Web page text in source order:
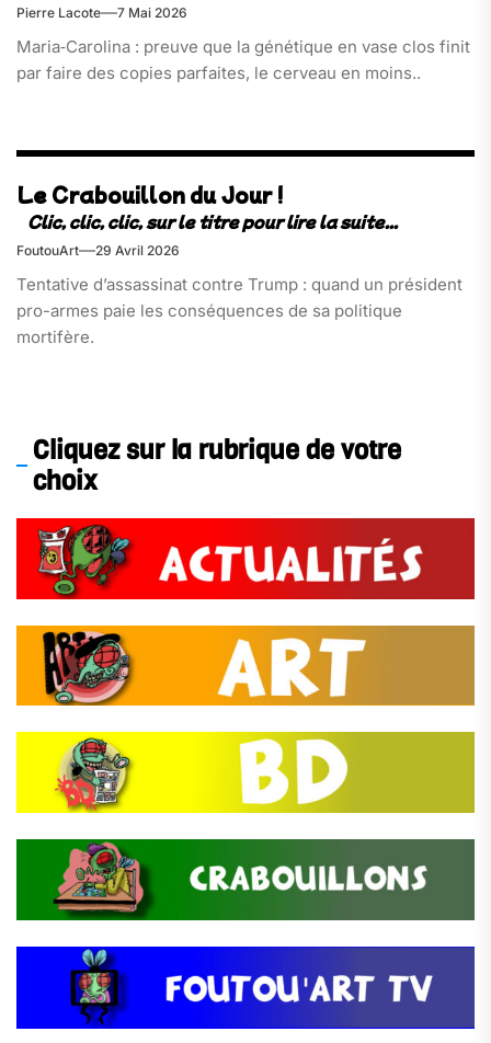
Pierre Lacote 7 Mai 2026
Maria‑Carolina : preuve que la génétique en vase clos finit
par faire des copies parfaites, le cerveau en moins..
Le Crabouillon du Jour !
FoutouArt 29 Avril 2026
Tentative d’assassinat contre Trump : quand un président
pro-armes paie les conséquences de sa politique
mortifère.
Cliquez sur la rubrique de votre
choix